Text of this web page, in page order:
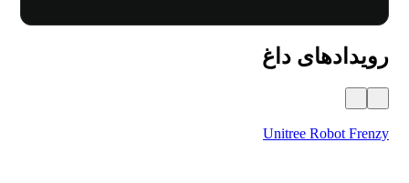
رویدادهای داغ
Unitree Robot Frenzy